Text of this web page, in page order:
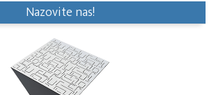
Nazovite nas!